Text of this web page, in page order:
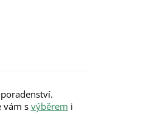
vám s výběrem i